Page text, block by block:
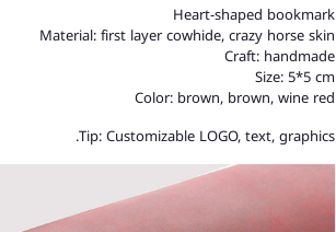
Heart-shaped bookmark
Material: first layer cowhide, crazy horse skin
Craft: handmade
Size: 5*5 cm
Color: brown, brown, wine red
Tip: Customizable LOGO, text, graphics.